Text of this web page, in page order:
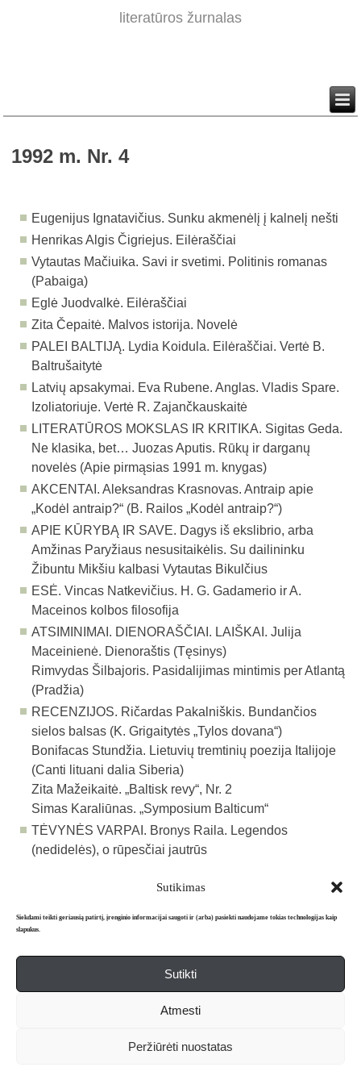
Sutikimas
Siekdami teikti geriausią patirtį, įrenginio informacijai saugoti ir (arba) pasiekti naudojame tokias technologijas kaip
slapukus.
Sutikti
Atmesti
Peržiūrėti nuostatas
literatūros žurnalas
1992 m. Nr. 4
Eugenijus Ignatavičius. Sunku akmenėlį į kalnelį nešti
Henrikas Algis Čigriejus. Eilėraščiai
Vytautas Mačiuika. Savi ir svetimi. Politinis romanas
(Pabaiga)
Eglė Juodvalkė. Eilėraščiai
Zita Čepaitė. Malvos istorija. Novelė
PALEI BALTIJĄ. Lydia Koidula. Eilėraščiai. Vertė B.
Baltrušaitytė
Latvių apsakymai. Eva Rubene. Anglas. Vladis Spare.
Izoliatoriuje. Vertė R. Zajančkauskaitė
LITERATŪROS MOKSLAS IR KRITIKA. Sigitas Geda.
Ne klasika, bet… Juozas Aputis. Rūkų ir darganų
novelės (Apie pirmąsias 1991 m. knygas)
AKCENTAI. Aleksandras Krasnovas. Antraip apie
„Kodėl antraip?“ (B. Railos „Kodėl antraip?“)
APIE KŪRYBĄ IR SAVE. Dagys iš ekslibrio, arba
Amžinas Paryžiaus nesusitaikėlis. Su dailininku
Žibuntu Mikšiu kalbasi Vytautas Bikulčius
ESĖ. Vincas Natkevičius. H. G. Gadamerio ir A.
Maceinos kolbos filosofija
ATSIMINIMAI. DIENORAŠČIAI. LAIŠKAI. Julija
Maceinienė. Dienoraštis (Tęsinys)
Rimvydas Šilbajoris. Pasidalijimas mintimis per Atlantą
(Pradžia)
RECENZIJOS. Ričardas Pakalniškis. Bundančios
sielos balsas (K. Grigaitytės „Tylos do­vana“)
Bonifacas Stundžia. Lietuvių tremtinių poezija Italijoje
(Canti lituani dalia Siberia)
Zita Mažeikaitė. „Baltisk revy“, Nr. 2
Simas Karaliūnas. „Symposium Balticum“
TĖVYNĖS VARPAI. Bronys Raila. Legendos
(nedidelės), o rūpesčiai jautrūs